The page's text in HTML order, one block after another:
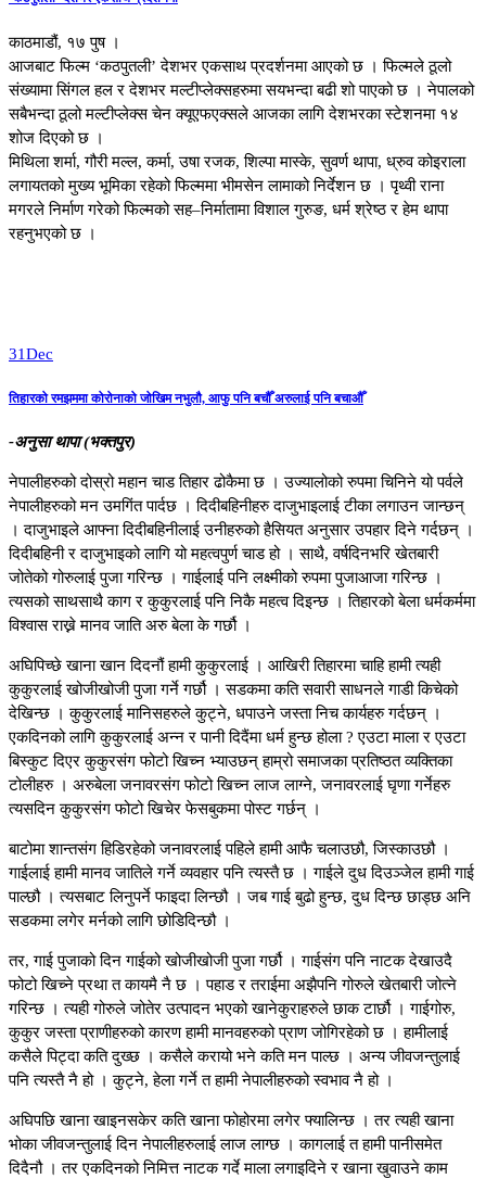
काठमाडौं, १७ पुष ।
आजबाट फिल्म ‘कठपुतली’ देशभर एकसाथ प्रदर्शनमा आएको छ । फिल्मले ठूलो
संख्यामा सिंगल हल र देशभर मल्टीप्लेक्सहरुमा सयभन्दा बढी शो पाएको छ । नेपालको
सबैभन्दा ठूलो मल्टीप्लेक्स चेन क्यूएफएक्सले आजका लागि देशभरका स्टेशनमा १४
शोज दिएको छ ।
मिथिला शर्मा, गौरी मल्ल, कर्मा, उषा रजक, शिल्पा मास्के, सुवर्ण थापा, ध्रुव कोइराला
लगायतको मुख्य भूमिका रहेको फिल्ममा भीमसेन लामाको निर्देशन छ । पृथ्वी राना
मगरले निर्माण गरेको फिल्मको सह–निर्मातामा विशाल गुरुङ, धर्म श्रेष्ठ र हेम थापा
रहनुभएको छ ।
31Dec
तिहारको रमझममा कोरोनाको जोखिम नभुलौ, आफु पनि बचौँ अरुलाई पनि बचाऔँ
-अनुसा थापा (भक्तपुर)
नेपालीहरुको दोस्रो महान चाड तिहार ढोकैमा छ । उज्यालोको रुपमा चिनिने यो पर्वले
नेपालीहरुको मन उमगिंत पार्दछ । दिदीबहिनीहरु दाजुभाइलाई टीका लगाउन जान्छन्
। दाजुभाइले आफ्ना दिदीबहिनीलाई उनीहरुको हैसियत अनुसार उपहार दिने गर्दछन् ।
दिदीबहिनी र दाजुभाइको लागि यो महत्वपुर्ण चाड हो । साथै, वर्षदिनभरि खेतबारी
जोतेको गोरुलाई पुजा गरिन्छ । गाईलाई पनि लक्ष्मीको रुपमा पुजाआजा गरिन्छ ।
त्यसको साथसाथै काग र कुकुरलाई पनि निकै महत्व दिइन्छ । तिहारको बेला धर्मकर्ममा
विश्वास राख्ने मानव जाति अरु बेला के गर्छौ ।
अघिपिच्छे खाना खान दिदनौं हामी कुकुरलाई । आखिरी तिहारमा चाहि हामी त्यही
कुकुरलाई खोजीखोजी पुजा गर्ने गर्छौ । सडकमा कति सवारी साधनले गाडी किचेको
देखिन्छ । कुकुरलाई मानिसहरुले कुट्ने, धपाउने जस्ता निच कार्यहरु गर्दछन् ।
एकदिनको लागि कुकुरलाई अन्न र पानी दिदैंमा धर्म हुन्छ होला ? एउटा माला र एउटा
बिस्कुट दिएर कुकुरसंग फोटो खिच्न भ्याउछन् हाम्रो समाजका प्रतिष्ठत व्यक्तिका
टोलीहरु । अरुबेला जनावरसंग फोटो खिच्न लाज लाग्ने, जनावरलाई घृणा गर्नेहरु
त्यसदिन कुकुरसंग फोटो खिचेर फेसबुकमा पोस्ट गर्छन् ।
बाटोमा शान्तसंग हिडिरहेको जनावरलाई पहिले हामी आफै चलाउछौ, जिस्काउछौ ।
गाईलाई हामी मानव जातिले गर्ने व्यवहार पनि त्यस्तै छ । गाईले दुध दिउञ्जेल हामी गाई
पाल्छौ । त्यसबाट लिनुपर्ने फाइदा लिन्छौ । जब गाई बुढो हुन्छ, दुध दिन्छ छाड्छ अनि
सडकमा लगेर मर्नको लागि छोडिदिन्छौ ।
तर, गाई पुजाको दिन गाईको खोजीखोजी पुजा गर्छौ । गाईसंग पनि नाटक देखाउदै
फोटो खिच्ने प्रथा त कायमै नै छ । पहाड र तराईमा अझैपनि गोरुले खेतबारी जोत्ने
गरिन्छ । त्यही गोरुले जोतेर उत्पादन भएको खानेकुराहरुले छाक टार्छौ । गाईगोरु,
कुकुर जस्ता प्राणीहरुको कारण हामी मानवहरुको प्राण जोगिरहेको छ । हामीलाई
कसैले पिट्दा कति दुख्छ । कसैले करायो भने कति मन पाल्छ । अन्य जीवजन्तुलाई
पनि त्यस्तै नै हो । कुट्ने, हेला गर्ने त हामी नेपालीहरुको स्वभाव नै हो ।
अघिपछि खाना खाइनसकेर कति खाना फोहोरमा लगेर फ्यालिन्छ । तर त्यही खाना
भोका जीवजन्तुलाई दिन नेपालीहरुलाई लाज लाग्छ । कागलाई त हामी पानीसमेत
दिदैनौ । तर एकदिनको निमित्त नाटक गर्दे माला लगाइदिने र खाना खुवाउने काम